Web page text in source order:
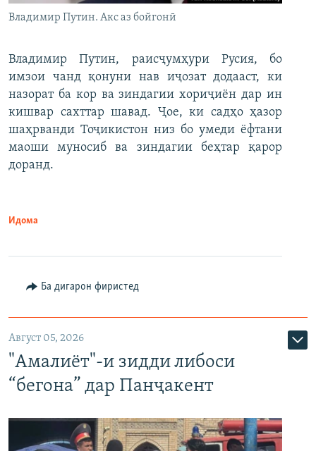
Владимир Путин. Акс аз бойгонӣ
Владимир Путин, раисҷумҳури Русия, бо
имзои чанд қонуни нав иҷозат додааст, ки
назорат ба кор ва зиндагии хориҷиён дар ин
кишвар сахттар шавад. Ҷое, ки садҳо ҳазор
шаҳрванди Тоҷикистон низ бо умеди ёфтани
маоши муносиб ва зиндагии беҳтар қарор
доранд.
Идома
Ба дигарон фиристед
Август 05, 2026
"Амалиёт"-и зидди либоси
“бегона” дар Панҷакент